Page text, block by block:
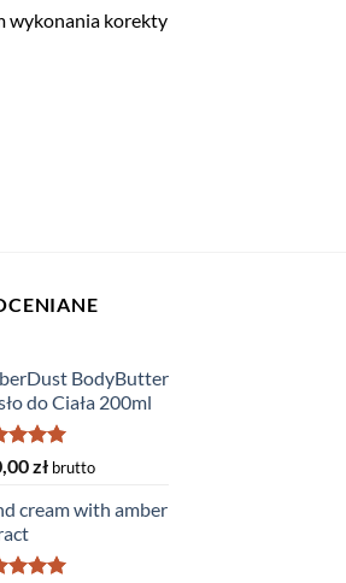
wykonania korekty
BodyButter
do Ciała 200ml
5.00
of 5
zł brutto
cream with amber